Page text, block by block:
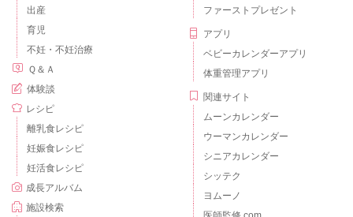
出産
育児
不妊・不妊治療
Ｑ＆Ａ
体験談
レシピ
離乳食レシピ
妊娠食レシピ
妊活食レシピ
成長アルバム
施設検索
ファーストプレゼント
アプリ
ベビーカレンダーアプリ
体重管理アプリ
関連サイト
ムーンカレンダー
ウーマンカレンダー
シニアカレンダー
シッテク
ヨムーノ